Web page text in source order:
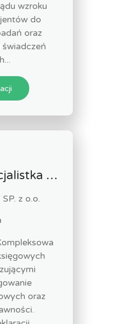
wzroku
do
oraz
świadczeń
Specjalista / Specjalistka ds. Księgowości
z o.o.
oraz